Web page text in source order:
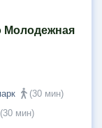
Молодежная
(30 мин)
(30 мин)